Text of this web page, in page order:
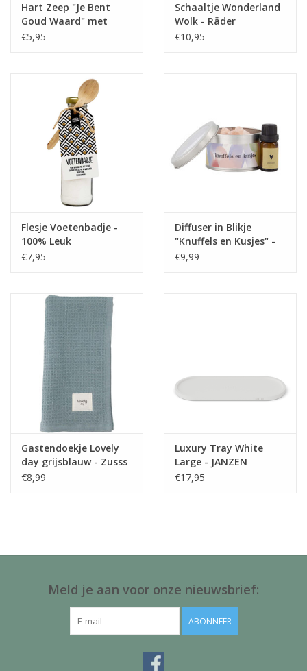
Wenskaarten
Brievenbus Kadootjes
Kadobonnen
Hart Zeep "Je Bent
Goud Waard" met
Freshness Geur - 100%
€5,95
Schaaltje Wonderland
Wolk - Räder
€10,95
Flesje Voetenbadje -
100% Leuk
€7,95
Diffuser in Blikje
"Knuffels en Kusjes" -
Zusss
€9,99
Gastendoekje Lovely
day grijsblauw - Zusss
€8,99
Luxury Tray White
Large - JANZEN
€17,95
Meld je aan voor onze nieuwsbrief:
ABONNEER